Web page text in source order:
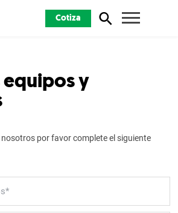
Cotiza
equipos y
por favor complete el siguiente